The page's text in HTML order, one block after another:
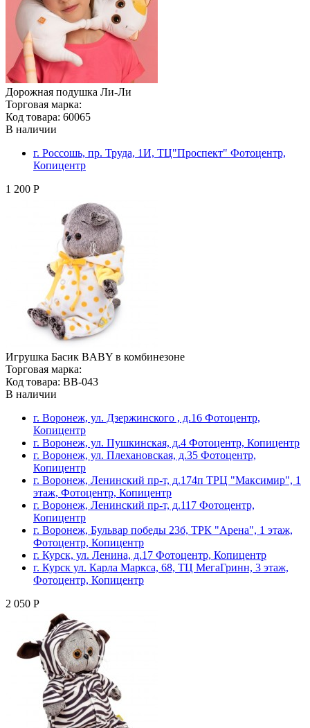
Дорожная подушка Ли-Ли
Торговая марка:
Код товара: 60065
В наличии
г. Россошь, пр. Труда, 1И, ТЦ"Проспект" Фотоцентр,
Копицентр
1 200 Р
Игрушка Басик BABY в комбинезоне
Торговая марка:
Код товара: BB-043
В наличии
г. Воронеж, ул. Дзержинского , д.16 Фотоцентр,
Копицентр
г. Воронеж, ул. Пушкинская, д.4 Фотоцентр, Копицентр
г. Воронеж, ул. Плехановская, д.35 Фотоцентр,
Копицентр
г. Воронеж, Ленинский пр-т, д.174п ТРЦ "Максимир", 1
этаж, Фотоцентр, Копицентр
г. Воронеж, Ленинский пр-т, д.117 Фотоцентр,
Копицентр
г. Воронеж, Бульвар победы 23б, ТРК "Арена", 1 этаж,
Фотоцентр, Копицентр
г. Курск, ул. Ленина, д.17 Фотоцентр, Копицентр
г. Курск ул. Карла Маркса, 68, ТЦ МегаГринн, 3 этаж,
Фотоцентр, Копицентр
2 050 Р